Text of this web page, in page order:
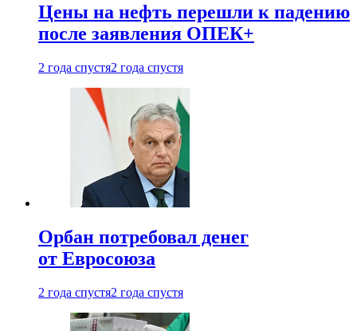
Цены на нефть перешли к падению
после заявления ОПЕК+
2 года спустя2 года спустя
Орбан потребовал денег
от Евросоюза
2 года спустя2 года спустя